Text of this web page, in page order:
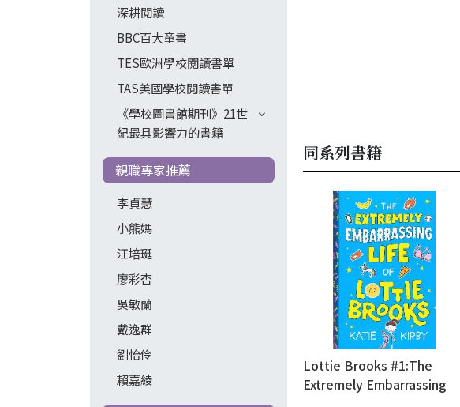
深耕閱讀
BBC百大童書
TES歐洲學校閱讀書單
TAS美國學校閱讀書單
《學校圖書館期刊》21世
紀最具影響力的書籍
親職專家推薦
李貞慧
小熊媽
汪培珽
廖彩杏
吳敏蘭
戴逸群
劉怡伶
賴嘉綾
同系列書籍
Lottie Brooks #1:The
Extremely Embarrassing